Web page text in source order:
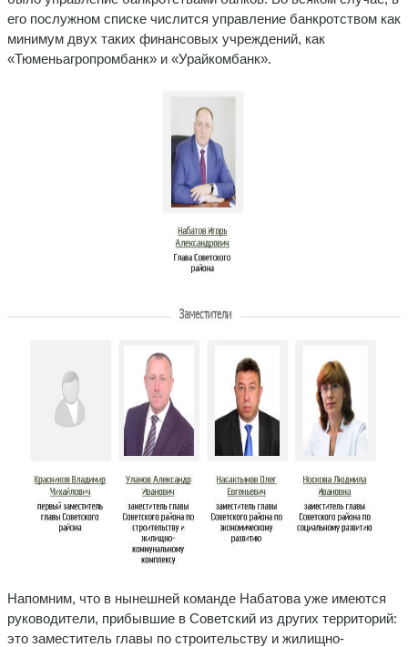
его послужном списке числится управление банкротством как
минимум двух таких финансовых учреждений, как
«Тюменьагропромбанк» и «Урайкомбанк».
Напомним, что в нынешней команде Набатова уже имеются
руководители, прибывшие в Советский из других территорий:
это заместитель главы по строительству и жилищно-